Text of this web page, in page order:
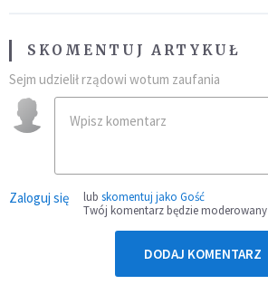
SKOMENTUJ ARTYKUŁ
Sejm udzielił rządowi wotum zaufania
Zaloguj się lub skomentuj jako Gość
Twój komentarz będzie moderowany
DODAJ KOMENTARZ